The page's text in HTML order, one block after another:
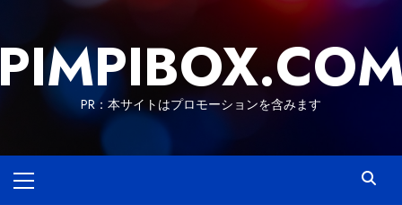
content
PR：本サイトはプロモーションを含みます
Menu